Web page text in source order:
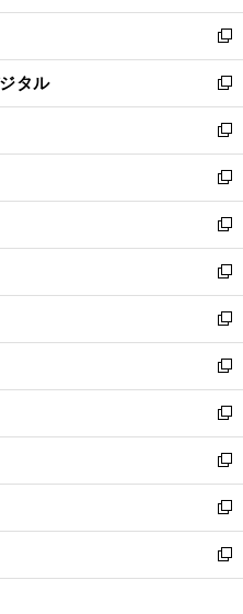
開
く
ウ
で
開
く
ン
ド
ウ
で
開
く
ウ
ィ
ン
ド
ウ
で
開
く
新
し
い
ウ
ィ
ン
ド
ウ
で
開
く
タル
新
し
い
ウ
ィ
ン
ド
ウ
で
開
く
新
し
い
ウ
ィ
ン
ド
ウ
で
開
く
新
し
い
ウ
ィ
ン
ド
ウ
で
開
く
新
し
い
ウ
ィ
ン
ド
ウ
で
開
く
新
し
い
ウ
ィ
ン
ド
ウ
で
開
く
新
し
い
ウ
ィ
ン
ド
ウ
で
開
く
新
し
い
ウ
ィ
ン
ド
ウ
で
開
新
し
い
ウ
ィ
ン
ド
ウ
新
し
い
ウ
ィ
ン
新
し
い
ウ
新
し